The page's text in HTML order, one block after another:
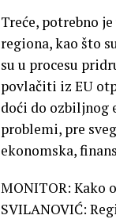
Treće, potrebno
regiona, kao što
su u procesu
povlačiti iz EU
doći do ozbiljnog
problemi, pre
ekonomska,
MONITOR: Kako
SVILANOVIĆ: